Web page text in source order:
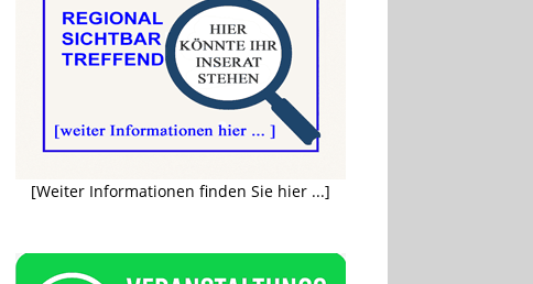
[Weiter Informationen finden Sie hier ...]